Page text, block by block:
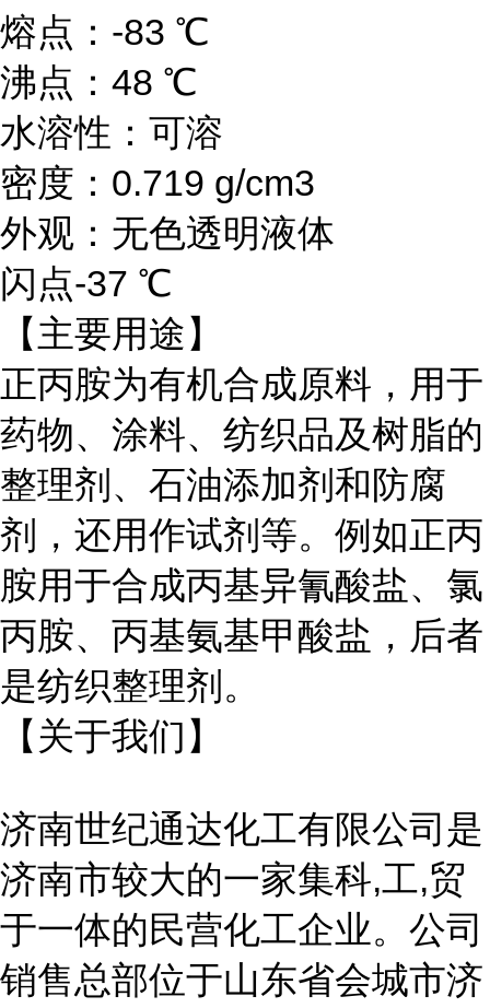
熔点：-83 ℃
沸点：48 ℃
水溶性：可溶
密度：0.719 g/cm3
外观：无色透明液体
闪点-37 ℃
【主要用途】
正丙胺为有机合成原料，用于
药物、涂料、纺织品及树脂的
整理剂、石油添加剂和防腐
剂，还用作试剂等。例如正丙
胺用于合成丙基异氰酸盐、氯
丙胺、丙基氨基甲酸盐，后者
是纺织整理剂。
【关于我们】
济南世纪通达化工有限公司是
济南市较大的一家集科,工,贸
于一体的民营化工企业。公司
销售总部位于山东省会城市济